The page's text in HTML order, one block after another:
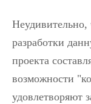
Неудивительно,
разработки
проекта
возможности
удовлетворяют